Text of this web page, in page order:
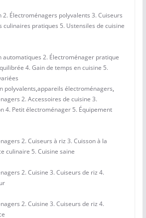
2. Électroménagers polyvalents 3. Cuiseurs
culinaires pratiques 5. Ustensiles de cuisine
automatiques 2. Électroménager pratique
4. Gain de temps en cuisine 5.
polyvalents,appareils électroménagers,
2. Accessoires de cuisine 3.
4. Petit électroménager 5. Équipement
2. Cuiseurs à riz 3. Cuisson à la
culinaire 5. Cuisine saine
2. Cuisine 3. Cuiseurs de riz 4.
2. Cuisine 3. Cuiseurs de riz 4.